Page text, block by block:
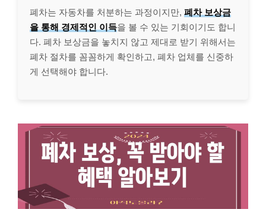
폐차는 자동차를 처분하는 과정이지만, 폐차 보상금
을 통해 경제적인 이득을 볼 수 있는 기회이기도 합니
다. 폐차 보상금을 놓치지 않고 제대로 받기 위해서는
폐차 절차를 꼼꼼하게 확인하고, 폐차 업체를 신중하
게 선택해야 합니다.